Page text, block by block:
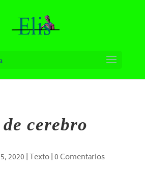
cerebro
2020 |Texto|0 Comentarios